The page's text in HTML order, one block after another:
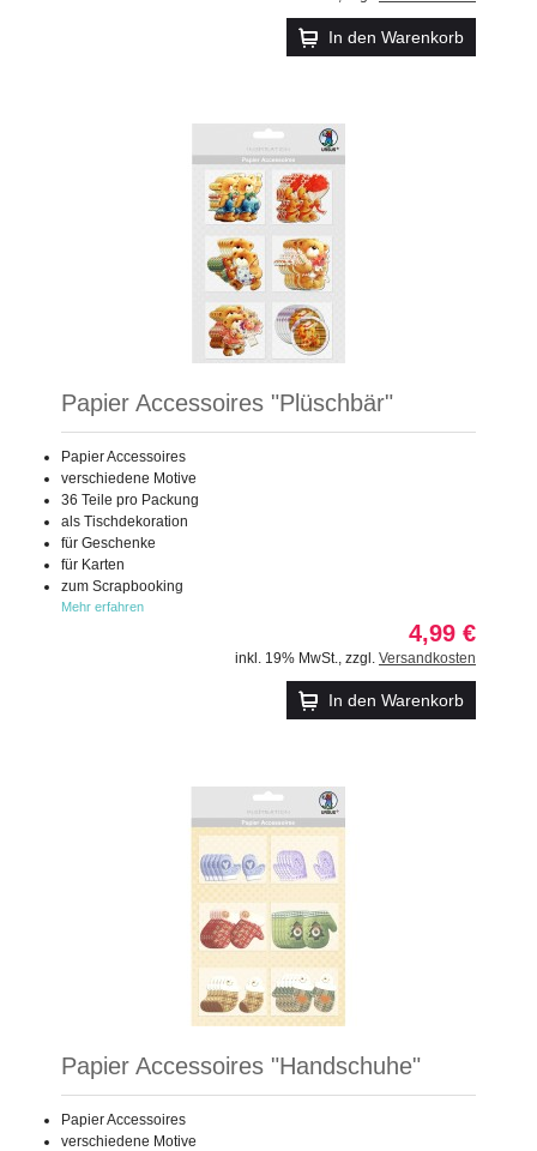
In den Warenkorb
Papier Accessoires "Plüschbär"
Papier Accessoires
verschiedene Motive
36 Teile pro Packung
als Tischdekoration
für Geschenke
für Karten
zum Scrapbooking
Mehr erfahren
4,99 €
inkl. 19% MwSt. zzgl. Versandkosten
In den Warenkorb
Papier Accessoires "Handschuhe"
Papier Accessoires
verschiedene Motive